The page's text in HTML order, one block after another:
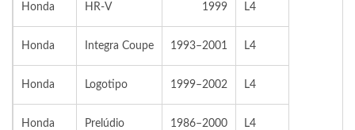
Honda HR-V 1999 L4
Honda Integra Coupe 1993–2001 L4
Honda Logotipo 1999–2002 L4
Honda Prelúdio 1986–2000 L4